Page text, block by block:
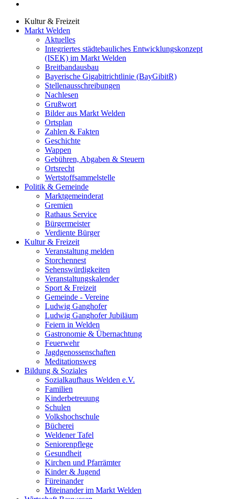
Kultur & Freizeit
Markt Welden
Aktuelles
Integriertes städtebauliches Entwicklungskonzept
(ISEK) im Markt Welden
Breitbandausbau
Bayerische Gigabitrichtlinie (BayGibitR)
Stellenausschreibungen
Nachlesen
Grußwort
Bilder aus Markt Welden
Ortsplan
Zahlen & Fakten
Geschichte
Wappen
Gebühren, Abgaben & Steuern
Ortsrecht
Wertstoffsammelstelle
Politik & Gemeinde
Marktgemeinderat
Gremien
Rathaus Service
Bürgermeister
Verdiente Bürger
Kultur & Freizeit
Veranstaltung melden
Storchennest
Sehenswürdigkeiten
Veranstaltungskalender
Sport & Freizeit
Gemeinde - Vereine
Ludwig Ganghofer
Ludwig Ganghofer Jubiläum
Feiern in Welden
Gastronomie & Übernachtung
Feuerwehr
Jagdgenossenschaften
Meditationsweg
Bildung & Soziales
Sozialkaufhaus Welden e.V.
Familien
Kinderbetreuung
Schulen
Volkshochschule
Bücherei
Weldener Tafel
Seniorenpflege
Gesundheit
Kirchen und Pfarrämter
Kinder & Jugend
Füreinander
Miteinander im Markt Welden